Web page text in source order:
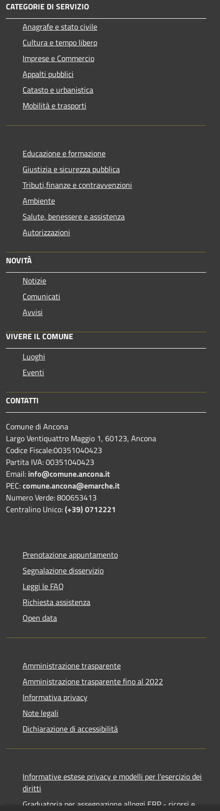
CATEGORIE DI SERVIZIO
Anagrafe e stato civile
Cultura e tempo libero
Imprese e Commercio
Appalti pubblici
Catasto e urbanistica
Mobilità e trasporti
Educazione e formazione
Giustizia e sicurezza pubblica
Tributi,finanze e contravvenzioni
Ambiente
Salute, benessere e assistenza
Autorizzazioni
NOVITÀ
Notizie
Comunicati
Avvisi
VIVERE IL COMUNE
Luoghi
Eventi
CONTATTI
Comune di Ancona
Largo Ventiquattro Maggio 1, 60123, Ancona
Codice Fiscale:00351040423
Partita IVA: 00351040423
Email: info@comune.ancona.it
PEC:comune.ancona@emarche.it
Numero Verde: 800653413
Centralino Unico:(+39) 0712221
Prenotazione appuntamento
Segnalazione disservizio
Leggi le FAQ
Richiesta assistenza
Open data
Amministrazione trasparente
Amministrazione trasparente fino al 2022
Informativa privacy
Note legali
Dichiarazione di accessibilità
Informative estese privacy e modelli per l'esercizio dei
diritti
Graduatoria per assegnazione alloggi ERP - ricorsi e